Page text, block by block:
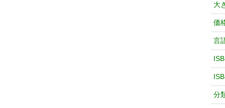
大
価
言
分